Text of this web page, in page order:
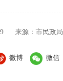
来源：市民政局
微博 微信